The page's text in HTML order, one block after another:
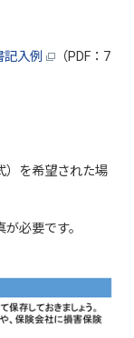
記入例
（PDF：7
を希望された場
必要です。